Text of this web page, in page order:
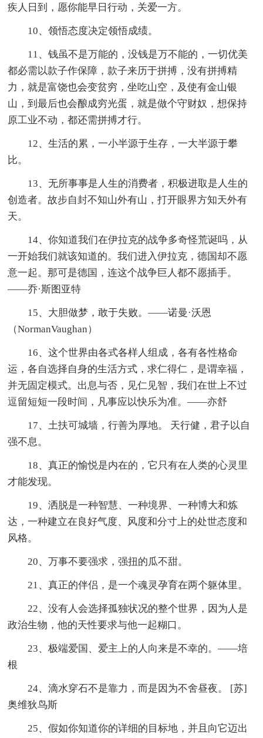
疾人日到，愿你能早日行动，关爱一方。
10、领悟态度决定领悟成绩。
11、钱虽不是万能的，没钱是万不能的，一切优美
都必需以款子作保障，款子来历于拼搏，没有拼搏精
力，就是富饶也会变贫穷，坐吃山空，及使有金山银
山，到最后也会酿成穷光蛋，就是做个守财奴，想保持
原工业不动，都还需拼搏才行。
12、生活的累，一小半源于生存，一大半源于攀
比。
13、无所事事是人生的消费者，积极进取是人生的
创造者。故步自封不知山外有山，打开眼界方知天外有
天。
14、你知道我们在伊拉克的战争多奇怪荒诞吗，从
一开始我们就该知道的。我们进入伊拉克 ，德国却不愿
意一起。那可是德国，连这个战争巨人都不愿插手。
——乔·斯图亚特
15、大胆做梦，敢于失败。——诺曼·沃恩
（NormanVaughan）
16、这个世界由各式各样人组成，各有各性格命
运，各自选择自身的生活方式，求仁得仁，是谓幸福，
并无固定模式。出息与否，见仁见智，我们在世上不过
逗留短短一段时间，凡事应以快乐为准。——亦舒
17、土扶可城墙，行善为厚地。 天行健，君子以自
强不息。
18、真正的愉悦是内在的，它只有在人类的心灵里
才能发现。
19、洒脱是一种智慧、一种境界、一种博大和炼
达，一种建立在良好气度、风度和分寸上的处世态度和
风格。
20、万事不要强求，强扭的瓜不甜。
21、真正的伴侣，是一个魂灵孕育在两个躯体里。
22、没有人会选择孤独状况的整个世界，因为人是
政治生物，他的天性要求与他一起糊口。
23、极端爱国、爱主上的人向来是不幸的。——培
根
24、滴水穿石不是靠力，而是因为不舍昼夜。 [苏]
奥维狄鸟斯
25、假如你知道你的详细的目标地，并且向它迈出